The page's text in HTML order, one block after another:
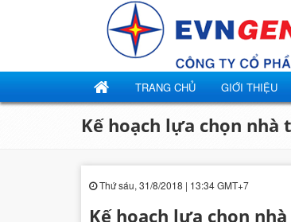
TRANG CHỦ GIỚI THIỆU
Kế hoạch lựa chọn nhà
Thứ sáu, 31/8/2018 | 13:34 GMT+7
Kế hoạch lựa chọn